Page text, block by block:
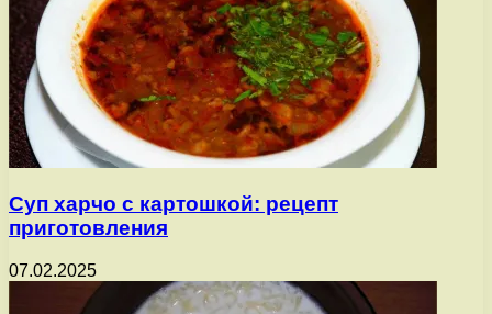
Суп харчо с картошкой: рецепт
приготовления
07.02.2025